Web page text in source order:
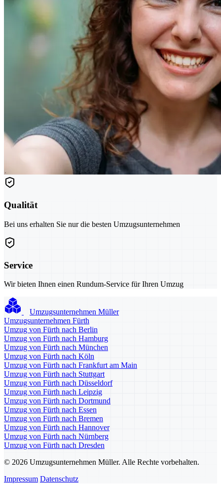
Qualität
Bei uns erhalten Sie nur die besten Umzugsunternehmen
Service
Wir bieten Ihnen einen Rundum-Service für Ihren Umzug
Umzugsunternehmen Müller
Umzugsunternehmen Fürth
Umzug von Fürth nach Berlin
Umzug von Fürth nach Hamburg
Umzug von Fürth nach München
Umzug von Fürth nach Köln
Umzug von Fürth nach Frankfurt am Main
Umzug von Fürth nach Stuttgart
Umzug von Fürth nach Düsseldorf
Umzug von Fürth nach Leipzig
Umzug von Fürth nach Dortmund
Umzug von Fürth nach Essen
Umzug von Fürth nach Bremen
Umzug von Fürth nach Hannover
Umzug von Fürth nach Nürnberg
Umzug von Fürth nach Dresden
© 2026 Umzugsunternehmen Müller. Alle Rechte vorbehalten.
Impressum Datenschutz